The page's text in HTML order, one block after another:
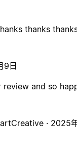
thanks
9日
and so
· 2025